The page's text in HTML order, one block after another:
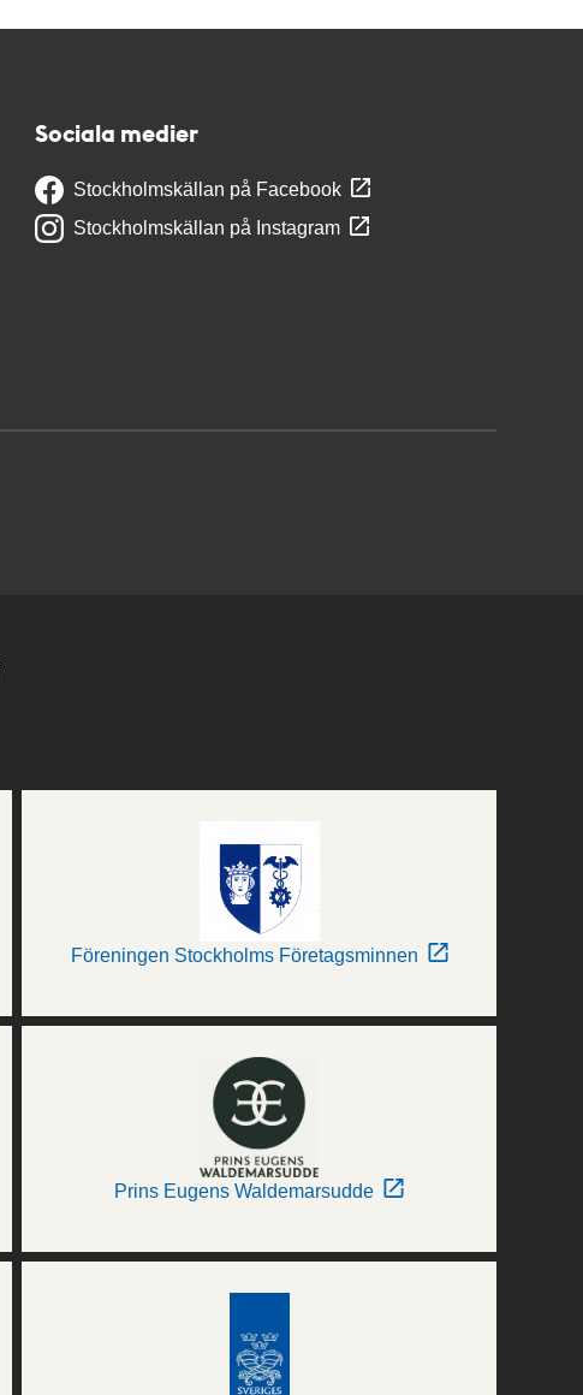
Sociala medier
Stockholmskällan på Facebook
Stockholmskällan på Instagram
Föreningen Stockholms Företagsminnen
Prins Eugens Waldemarsudde